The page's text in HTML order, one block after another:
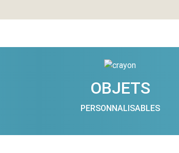
OBJETS
PERSONNALISABLES